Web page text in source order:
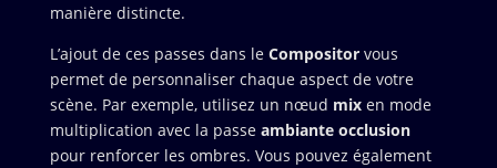
manière distincte.
L’ajout de ces passes dans le Compositorvous
permet de personnaliser chaque aspect de votre
scène. Par exemple, utilisez un nœud mixen mode
multiplication avec la passe ambiante occlusion
pour renforcer les ombres. Vous pouvez également